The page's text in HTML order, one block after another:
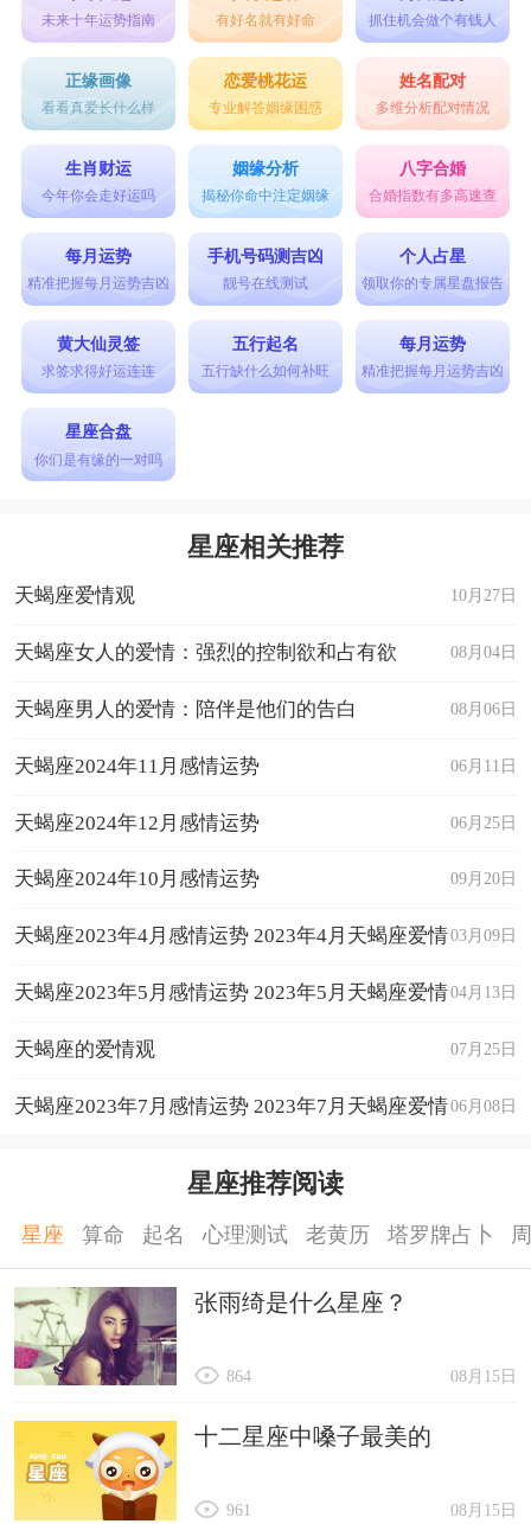
未来十年运势指南 有好名就有好命 抓住机会做个有钱人
正缘画像
看看真爱长什么样
恋爱桃花运
专业解答姻缘困惑
姓名配对
多维分析配对情况
生肖财运
今年你会走好运吗
姻缘分析
揭秘你命中注定姻缘
八字合婚
合婚指数有多高速查
每月运势
精准把握每月运势吉凶
手机号码测吉凶
靓号在线测试
个人占星
领取你的专属星盘报告
黄大仙灵签
求签求得好运连连
五行起名
五行缺什么如何补旺
每月运势
精准把握每月运势吉凶
星座合盘
你们是有缘的一对吗
星座相关推荐
10月27日
天蝎座爱情观
08月04日
天蝎座女人的爱情：强烈的控制欲和占有欲
08月06日
天蝎座男人的爱情：陪伴是他们的告白
06月11日
天蝎座2024年11月感情运势
06月25日
天蝎座2024年12月感情运势
09月20日
天蝎座2024年10月感情运势
03月09日
天蝎座2023年4月感情运势 2023年4月天蝎座爱情
运程详解 04月13日
天蝎座2023年5月感情运势 2023年5月天蝎座爱情
运程详解 07月25日
天蝎座的爱情观
06月08日
天蝎座2023年7月感情运势 2023年7月天蝎座爱情
星座推荐阅读
星座 算命 起名 心理测试 老黄历 塔罗牌占卜
张雨绮是什么星座？
08月15日
864
十二星座中嗓子最美的
08月15日
961